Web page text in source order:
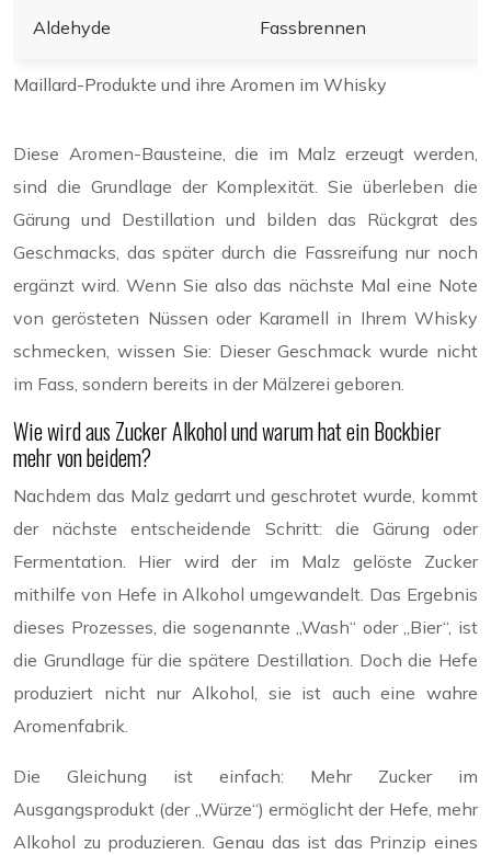
Maillard-Produkte und ihre Aromen im Whisky
Aldehyde Fassbrennen
Diese Aromen-Bausteine, die im Malz erzeugt werden,
sind die Grundlage der Komplexität. Sie überleben die
Gärung und Destillation und bilden das Rückgrat des
Geschmacks, das später durch die Fassreifung nur noch
ergänzt wird. Wenn Sie also das nächste Mal eine Note
von gerösteten Nüssen oder Karamell in Ihrem Whisky
schmecken, wissen Sie: Dieser Geschmack wurde nicht
im Fass, sondern bereits in der Mälzerei geboren.
Wie wird aus Zucker Alkohol und warum hat ein Bockbier
mehr von beidem?
Nachdem das Malz gedarrt und geschrotet wurde, kommt
der nächste entscheidende Schritt: die Gärung oder
Fermentation. Hier wird der im Malz gelöste Zucker
mithilfe von Hefe in Alkohol umgewandelt. Das Ergebnis
dieses Prozesses, die sogenannte „Wash“ oder „Bier“, ist
die Grundlage für die spätere Destillation. Doch die Hefe
produziert nicht nur Alkohol, sie ist auch eine wahre
Aromenfabrik.
Die Gleichung ist einfach: Mehr Zucker im
Ausgangsprodukt (der „Würze“) ermöglicht der Hefe, mehr
Alkohol zu produzieren. Genau das ist das Prinzip eines